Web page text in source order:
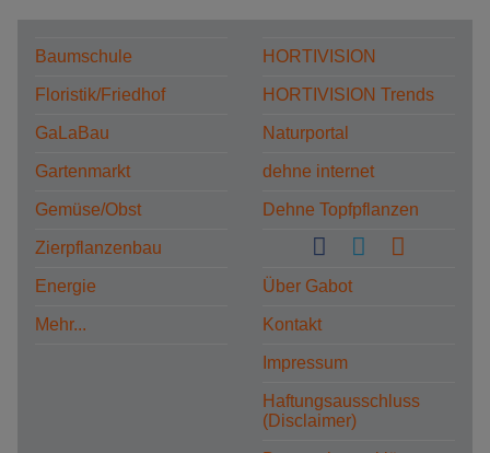
Baumschule
Floristik/Friedhof
GaLaBau
Gartenmarkt
Gemüse/Obst
Zierpflanzenbau
Energie
Mehr...
HORTIVISION
HORTIVISION Trends
Naturportal
dehne internet
Dehne Topfpflanzen
Über Gabot
Kontakt
Impressum
Haftungsausschluss
(Disclaimer)